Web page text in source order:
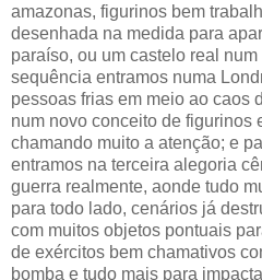
amazonas, figurinos bem
desenhada na medida para
paraíso, ou um castelo real
sequência entramos numa
pessoas frias em meio ao caos
num novo conceito de figurinos
chamando muito a atenção; e
entramos na terceira alegoria
guerra realmente, aonde tudo
para todo lado, cenários já
com muitos objetos pontuais
de exércitos bem chamativos
bomba e tudo mais para